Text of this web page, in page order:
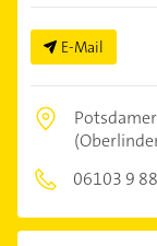
E-Mail
06103 9